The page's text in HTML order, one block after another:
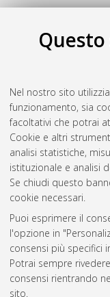
Nel nostro sito
funzionamento, sia
facoltativi che potrai
Cookie e altri
analisi statistiche,
istituzionale e analisi
Se chiudi questo
cookie necessari.
Puoi esprimere il
l'opzione in
consensi più specifici
Potrai sempre
consensi rientrando
sito.
27
Muraveva, Tatiana
ladder. Distance and
[Dissertation thesis],
Bologna. Dottorato
10.6092/unibo/
Questa lista e'
Atom
Rss 1.0
Rss 2.0